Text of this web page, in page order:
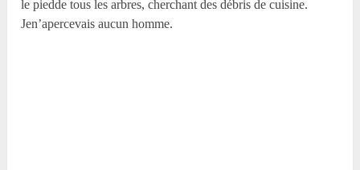
le piedde tous les arbres, cherchant des débris de cuisine.
Jen’apercevais aucun homme.